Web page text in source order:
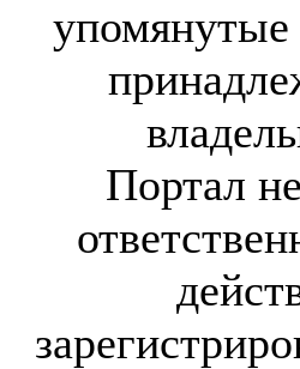
упомянутые
Портал